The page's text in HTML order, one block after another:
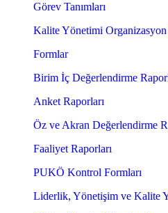
Görev Tanımları
Kalite Yönetimi Organizasyon
Formlar
Birim İç Değerlendirme
Anket Raporları
Öz ve Akran Değerlendirme
Faaliyet Raporları
PUKÖ Kontrol Formları
Liderlik, Yönetişim ve Kalite